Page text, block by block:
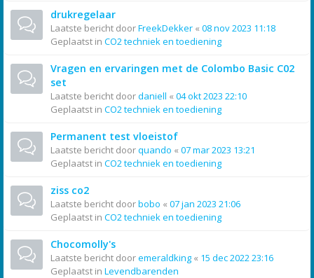
drukregelaar
Laatste bericht doorFreekDekker « 08 nov 2023 11:18
Geplaatst in CO2 techniek en toediening
Vragen en ervaringen met de Colombo Basic C02
set
Laatste bericht doordaniell « 04 okt 2023 22:10
Geplaatst in CO2 techniek en toediening
Permanent test vloeistof
Laatste bericht doorquando « 07 mar 2023 13:21
Geplaatst in CO2 techniek en toediening
ziss co2
Laatste bericht doorbobo « 07 jan 2023 21:06
Geplaatst in CO2 techniek en toediening
Chocomolly's
Laatste bericht dooremeraldking « 15 dec 2022 23:16
Geplaatst in Levendbarenden